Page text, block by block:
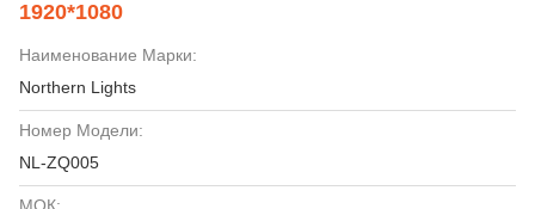
1920*1080
Наименование Марки:
Northern Lights
Номер Модели:
NL-ZQ005